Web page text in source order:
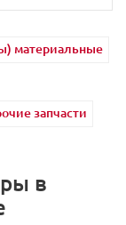
материальные
запчасти
в